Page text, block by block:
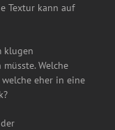
Textur kann auf
klugen
Welche
eher in eine